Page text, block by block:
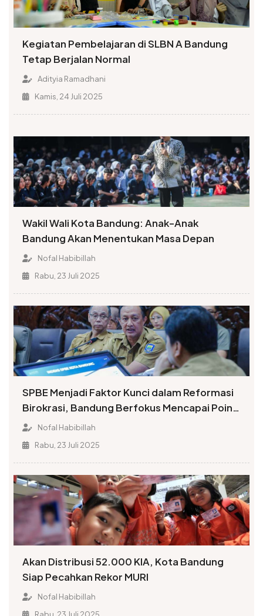
Kegiatan Pembelajaran di SLBN A Bandung
Tetap Berjalan Normal
Adityia Ramadhani
Kamis, 24 Juli 2025
Wakil Wali Kota Bandung: Anak-Anak
Bandung Akan Menentukan Masa Depan
Nofal Habibillah
Rabu, 23 Juli 2025
SPBE Menjadi Faktor Kunci dalam Reformasi
Birokrasi, Bandung Berfokus Mencapai Poin
Tinggi Indeks
Nofal Habibillah
Rabu, 23 Juli 2025
Akan Distribusi 52.000 KIA, Kota Bandung
Siap Pecahkan Rekor MURI
Nofal Habibillah
Rabu, 23 Juli 2025